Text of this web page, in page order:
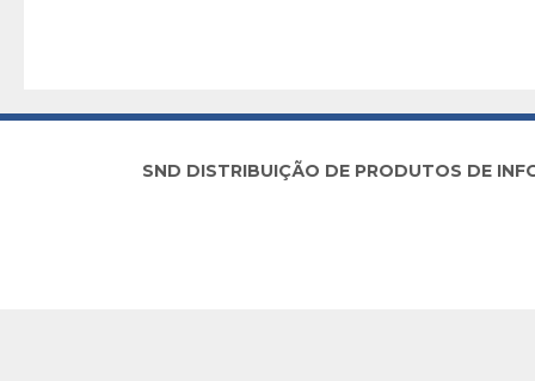
SND DISTRIBUIÇÃO DE PRODUTOS DE